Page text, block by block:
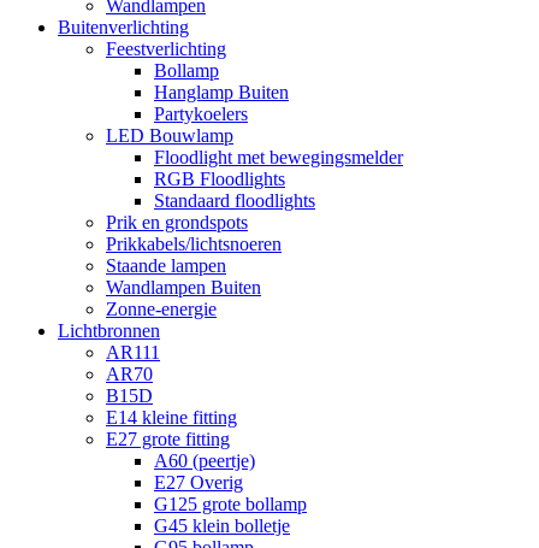
Wandlampen
Buitenverlichting
Feestverlichting
Bollamp
Hanglamp Buiten
Partykoelers
LED Bouwlamp
Floodlight met bewegingsmelder
RGB Floodlights
Standaard floodlights
Prik en grondspots
Prikkabels/lichtsnoeren
Staande lampen
Wandlampen Buiten
Zonne-energie
Lichtbronnen
AR111
AR70
B15D
E14 kleine fitting
E27 grote fitting
A60 (peertje)
E27 Overig
G125 grote bollamp
G45 klein bolletje